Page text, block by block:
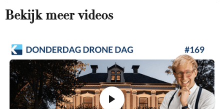
Bekijk meer videos